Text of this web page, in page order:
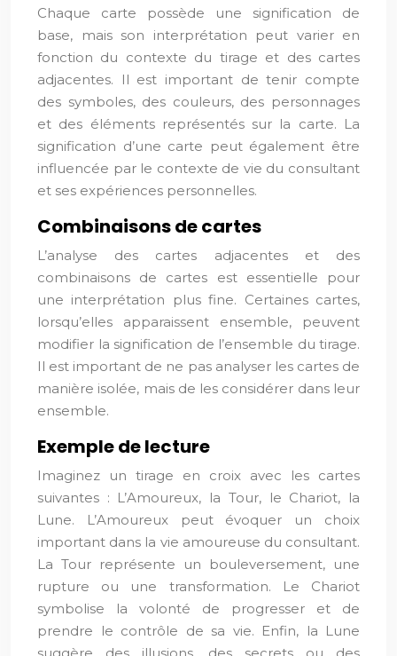
Chaque carte possède une signification de
base, mais son interprétation peut varier en
fonction du contexte du tirage et des cartes
adjacentes. Il est important de tenir compte
des symboles, des couleurs, des personnages
et des éléments représentés sur la carte. La
signification d’une carte peut également être
influencée par le contexte de vie du consultant
et ses expériences personnelles.
Combinaisons de cartes
L’analyse des cartes adjacentes et des
combinaisons de cartes est essentielle pour
une interprétation plus fine. Certaines cartes,
lorsqu’elles apparaissent ensemble, peuvent
modifier la signification de l’ensemble du tirage.
Il est important de ne pas analyser les cartes de
manière isolée, mais de les considérer dans leur
ensemble.
Exemple de lecture
Imaginez un tirage en croix avec les cartes
suivantes : L’Amoureux, la Tour, le Chariot, la
Lune. L’Amoureux peut évoquer un choix
important dans la vie amoureuse du consultant.
La Tour représente un bouleversement, une
rupture ou une transformation. Le Chariot
symbolise la volonté de progresser et de
prendre le contrôle de sa vie. Enfin, la Lune